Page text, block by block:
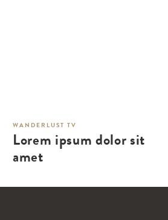
WANDERLUST TV
Lorem ipsum dolor sit
amet